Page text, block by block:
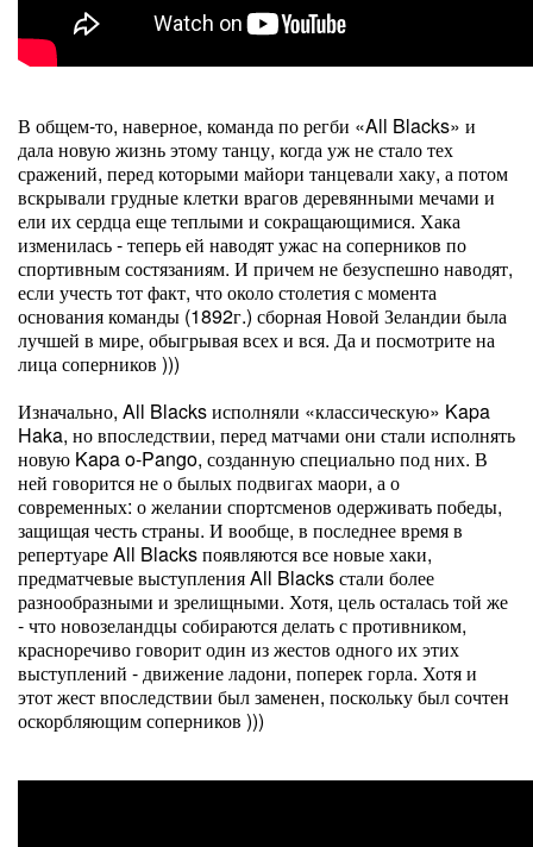
В общем-то, наверное, команда по регби «All Blacks» и
дала новую жизнь этому танцу, когда уж не стало тех
сражений, перед которыми майори танцевали хаку, а потом
вскрывали грудные клетки врагов деревянными мечами и
ели их сердца еще теплыми и сокращающимися. Хака
изменилась - теперь ей наводят ужас на соперников по
спортивным состязаниям. И причем не безуспешно наводят,
если учесть тот факт, что около столетия с момента
основания команды (1892г.) сборная Новой Зеландии была
лучшей в мире, обыгрывая всех и вся. Да и посмотрите на
лица соперников )))
Изначально, All Blacks исполняли «классическую» Kapa
Haka, но впоследствии, перед матчами они стали исполнять
новую Kapa o-Pango, созданную специально под них. В
ней говорится не о былых подвигах маори, а о
современных: о желании спортсменов одерживать победы,
защищая честь страны. И вообще, в последнее время в
репертуаре All Blacks появляются все новые хаки,
предматчевые выступления All Blacks стали более
разнообразными и зрелищными. Хотя, цель осталась той же
- что новозеландцы собираются делать с противником,
красноречиво говорит один из жестов одного их этих
выступлений - движение ладони, поперек горла. Хотя и
этот жест впоследствии был заменен, поскольку был сочтен
оскорбляющим соперников )))